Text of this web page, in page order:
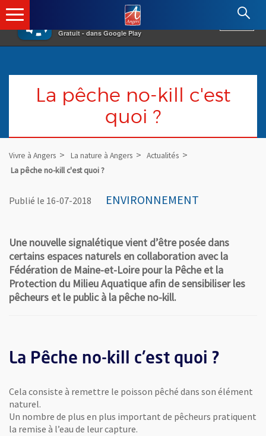
×
Gratuit - dans Google Play
Angers.fr : Retour à l'accueil
La pêche no-kill c'est
quoi ?
Vivre à Angers La nature à Angers
Actualités
La pêche no-kill c'est quoi ?
Publié le 16-07-2018 ENVIRONNEMENT
Une nouvelle signalétique vient d’être posée dans
certains espaces naturels en collaboration avec la
Fédération de Maine-et-Loire pour la Pêche et la
Protection du Milieu Aquatique afin de sensibiliser les
pêcheurs et le public à la pêche no-kill.
La Pêche no-kill c'est quoi ?
Cela consiste à remettre le poisson pêché dans son élément
naturel.
Un nombre de plus en plus important de pêcheurs pratiquent
la remise à l’eau de leur capture.